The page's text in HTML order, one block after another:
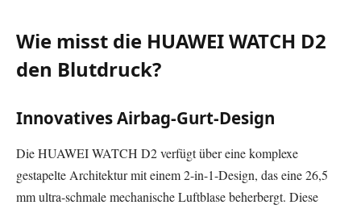
Wie misst die HUAWEI WATCH D2
den Blutdruck?
Innovatives Airbag-Gurt-Design
Die HUAWEI WATCH D2 verfügt über eine komplexe
gestapelte Architektur mit einem 2-in-1-Design, das eine 26,5
mm ultra-schmale mechanische Luftblase beherbergt. Diese